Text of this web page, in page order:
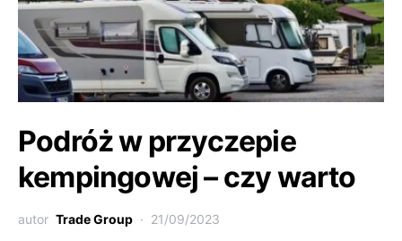
Podróż w przyczepie
kempingowej – czy warto
autor Trade Group 21/09/2023